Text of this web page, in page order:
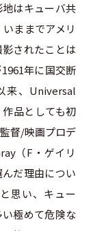
はキューバ共
ままでアメリ
されたことは
年に国交断
来、Universal
品としても初
督/映画プロデ
（F・ゲイリ
だ理由につい
思い、キュー
極めて危険な